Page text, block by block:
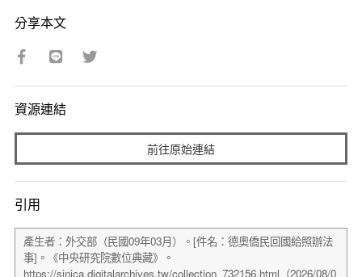
分享本文
資源連結
前往原始連結
引用